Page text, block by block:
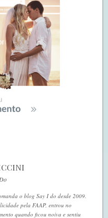
o blog Say I do desde 2009.
pela FAAP, entrou no
quando ficou noiva e sentiu